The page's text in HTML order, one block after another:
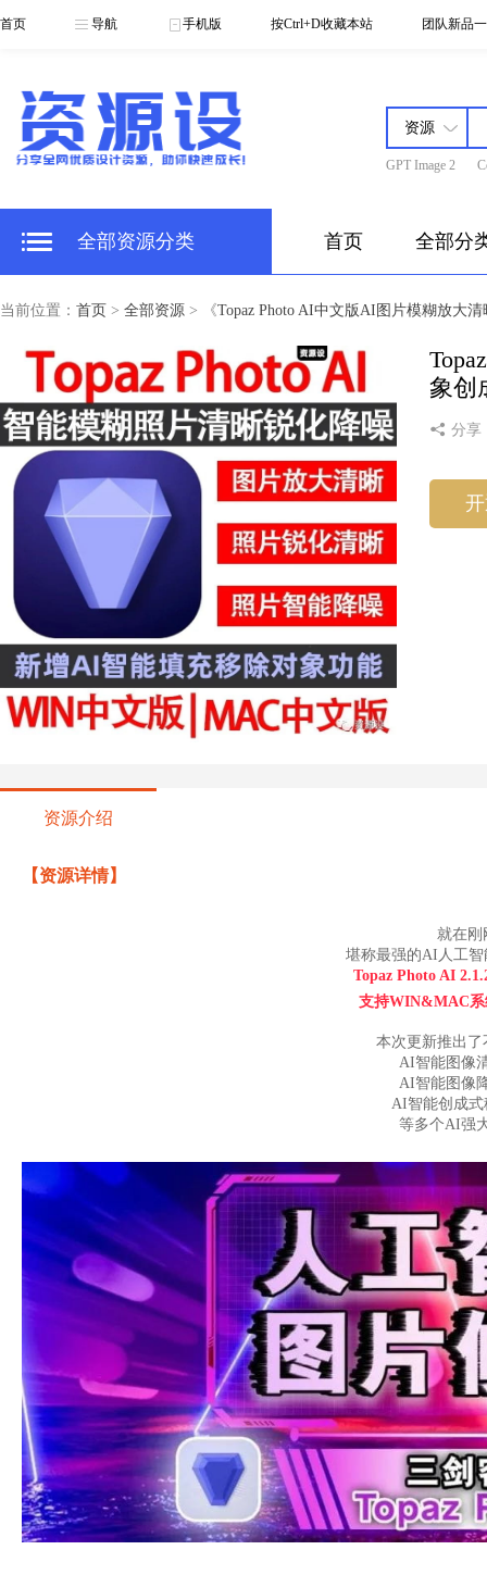
首页 导航 手机版 按Ctrl+D收藏本站 团队新品
GPT Image 2
全部资源分类 首页 全部分
当前位置： 首页 > 全部资源 > 《Topaz Photo AI中文版AI图片模糊放大
象创
分享
资源介绍
【资源详情】
就在刚
堪称最强的AI人工
Topaz Photo AI
支持WIN&MAC系
本次更新推出了
AI智能图像
AI智能图像
AI智能创成式
等多个AI强